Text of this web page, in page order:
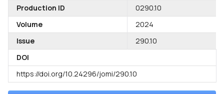
Production ID
0290.10
Volume
2024
Issue
290.10
DOI
https://doi.org/10.24296/jomi/290.10